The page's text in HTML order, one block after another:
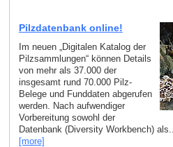
Pilzdatenbank online!
Im neuen „Digitalen Katalog der
Pilzsammlungen“ können Details
von mehr als 37.000 der
insgesamt rund 70.000 Pilz-
Belege und Funddaten abgerufen
werden. Nach aufwendiger
Vorbereitung sowohl der
Datenbank (Diversity Workbench) als...
[more]